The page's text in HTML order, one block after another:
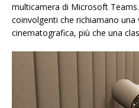
multicamera di Microsoft
coinvolgenti che richiamano una
cinematografica, più che una